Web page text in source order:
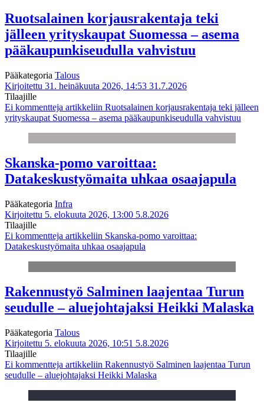
Ruotsalainen korjausrakentaja teki
jälleen yrityskaupat Suomessa – asema
pääkaupunkiseudulla vahvistuu
Pääkategoria Talous
Kirjoitettu 31. heinäkuuta 2026, 14:53 31.7.2026
Tilaajille
Ei kommentteja artikkeliin Ruotsalainen korjausrakentaja teki jälleen
yrityskaupat Suomessa – asema pääkaupunkiseudulla vahvistuu
Skanska-pomo varoittaa:
Datakeskustyömaita uhkaa osaajapula
Pääkategoria Infra
Kirjoitettu 5. elokuuta 2026, 13:00 5.8.2026
Tilaajille
Ei kommentteja artikkeliin Skanska-pomo varoittaa:
Datakeskustyömaita uhkaa osaajapula
Rakennustyö Salminen laajentaa Turun
seudulle – aluejohtajaksi Heikki Malaska
Pääkategoria Talous
Kirjoitettu 5. elokuuta 2026, 10:51 5.8.2026
Tilaajille
Ei kommentteja artikkeliin Rakennustyö Salminen laajentaa Turun
seudulle – aluejohtajaksi Heikki Malaska